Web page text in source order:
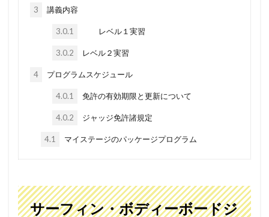
3 講義内容
3.0.1 レベル１実習
3.0.2 レベル２実習
4 プログラムスケジュール
4.0.1 免許の有効期限と更新について
4.0.2 ジャッジ免許諸規定
4.1 マイステージのパッケージプログラム
サーフィン・ボディーボードジ